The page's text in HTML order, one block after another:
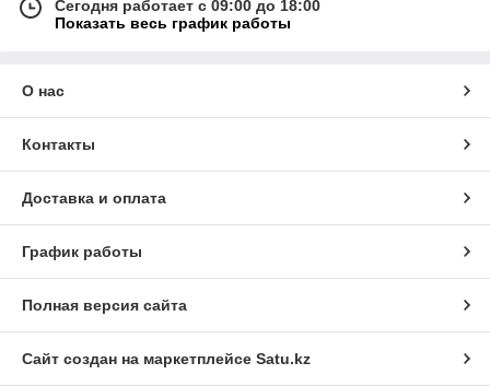
Сегодня работает с 09:00 до 18:00
Показать весь график работы
О нас
Контакты
Доставка и оплата
График работы
Полная версия сайта
Сайт создан на маркетплейсе Satu.kz